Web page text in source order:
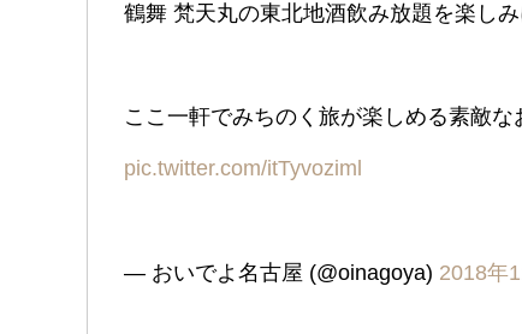
鶴舞 梵天丸の東北地酒飲み放題を楽しみ
ここ一軒でみちのく旅が楽しめる素敵
pic.twitter.com/itTyvoziml
— おいでよ名古屋 (@oinagoya) 2018年